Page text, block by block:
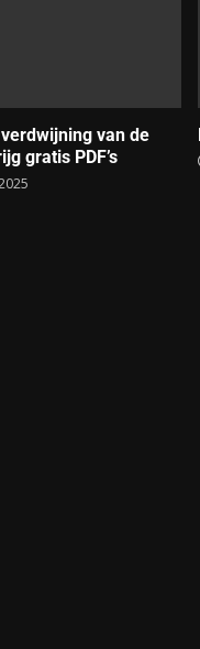
van de
gratis PDF’s